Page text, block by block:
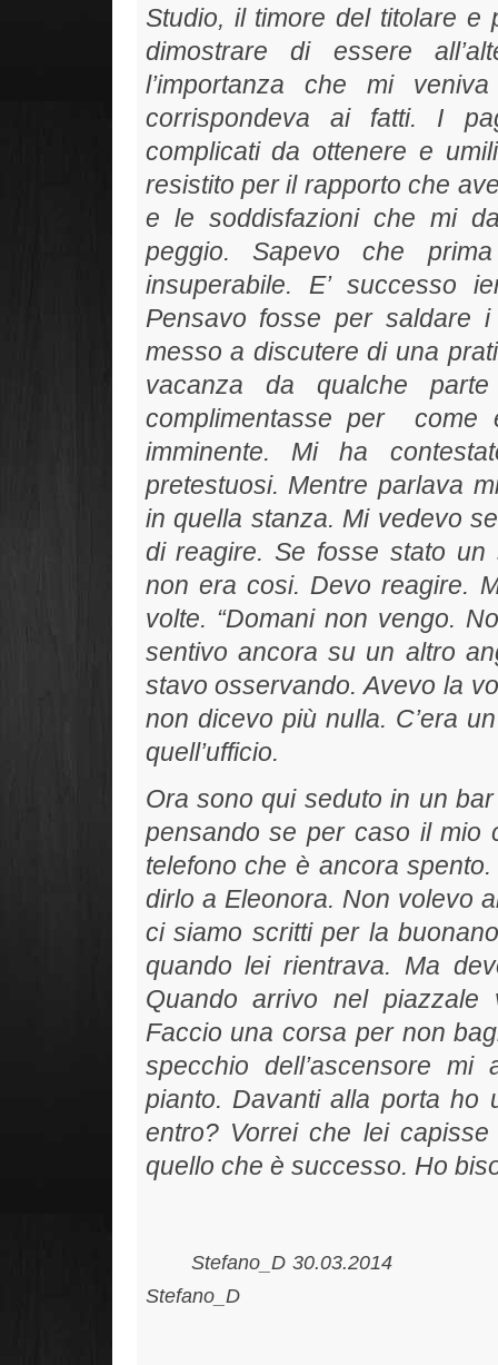
Studio, il timore del titolare
dimostrare di essere
l’importanza che mi
corrispondeva ai fatti. I
complicati da ottenere e
resistito per il rapporto che
e le soddisfazioni che mi
peggio. Sapevo che
insuperabile. E’ successo
Pensavo fosse per saldare
messo a discutere di una
vacanza da qualche
complimentasse per
come
imminente. Mi ha
pretestuosi. Mentre parlava
in quella stanza. Mi vedevo
di reagire. Se fosse stato
non era cosi. Devo reagire.
volte. “Domani non vengo.
sentivo ancora su un altro
stavo osservando. Avevo la
non dicevo più nulla. C’era
quell’ufficio.
Ora sono qui seduto in un
pensando se per caso il mio
telefono che è ancora
dirlo a Eleonora. Non volevo
ci siamo scritti per la
quando lei rientrava. Ma
Quando arrivo nel piazzale
Faccio una corsa per non
specchio dell’ascensore
pianto. Davanti alla porta ho
entro? Vorrei che lei
quello che è successo. Ho
Stefano_D
Stefano_D